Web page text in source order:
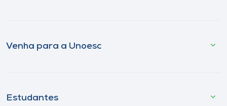
Venha para a Unoesc
Estudantes